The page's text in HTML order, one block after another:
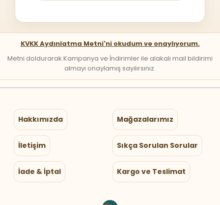
KVKK Aydınlatma Metni'ni okudum ve onaylıyorum.
Metni doldurarak Kampanya ve İndirimler ile alakalı mail bildirimi
almayı onaylamış sayılırsınız.
Hakkımızda Mağazalarımız
İletişim Sıkça Sorulan Sorular
İade & İptal Kargo ve Teslimat